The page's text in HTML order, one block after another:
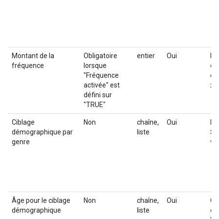
Montant de la
fréquence
Obligatoire
lorsque
"Fréquence
activée" est
défini sur
"TRUE"
entier Oui
x
Ciblage
démographique par
genre
Non
chaîne,
liste
Oui
Âge pour le ciblage
démographique
Non
chaîne,
liste
Oui